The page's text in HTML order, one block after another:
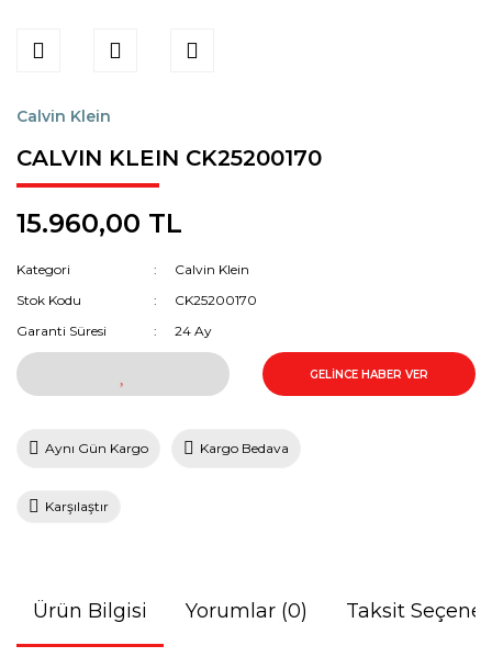
Calvin Klein
CALVIN KLEIN CK25200170
15.960,00 TL
Kategori
Calvin Klein
Stok Kodu
CK25200170
Garanti Süresi
24 Ay
GELİNCE HABER VER
Aynı Gün Kargo Kargo Bedava
Karşılaştır
Ürün Bilgisi Yorumlar (0) Taksit